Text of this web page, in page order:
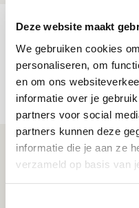
Deze website maakt
We gebruiken cookies
personaliseren, om
en om ons
informatie over je
partners voor social
partners kunnen deze
informatie die je aan ze
verzameld op basis van
Míchel geeft
spreekt over
aanwinsten
07 AUGUSTUS 2026 - 14:13
NIEUWS
Volop
Europees treffen